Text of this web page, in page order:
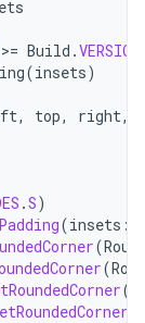
>= Build .
(insets)
, top, right,
.S)
(insets :
(
(
(